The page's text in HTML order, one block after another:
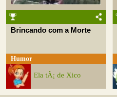
Brincando com a Morte
Humor
Ela tÃ¡ de Xico